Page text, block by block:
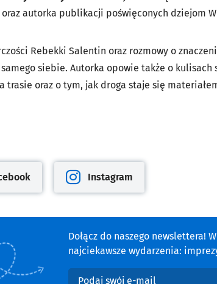
autorka publikacji poświęconych dziejom
Rebekki Salentin oraz rozmowy o
siebie. Autorka opowie także o kulisach
trasie oraz o tym, jak droga staje się
się w nowej karcieOtwiera się w nowej karcie
Instagram
Dołącz do naszego newslettera!
najciekawsze wydarzenia: